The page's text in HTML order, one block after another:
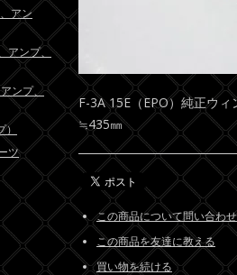
F-3A 15E（EPO）純正ウィ
≒435㎜
この商品について問い合わ
この商品を友達に教える
買い物を続ける
アン
アンプ、
ンプ、
ツ